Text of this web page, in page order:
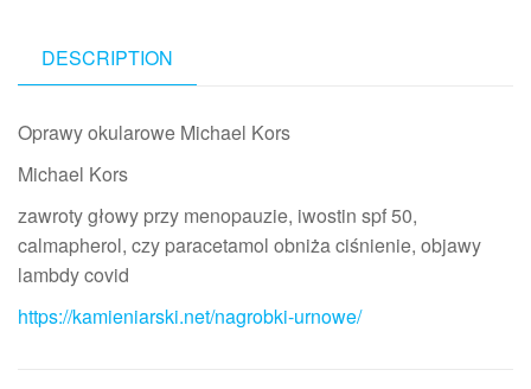
DESCRIPTION
Oprawy okularowe Michael Kors
Michael Kors
zawroty głowy przy menopauzie, iwostin spf 50,
calmapherol, czy paracetamol obniża ciśnienie, objawy
lambdy covid
https://kamieniarski.net/nagrobki-urnowe/